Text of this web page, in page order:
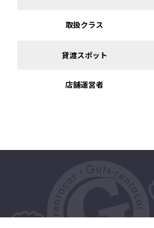
取扱クラス
貸渡スポット
店舗運営者